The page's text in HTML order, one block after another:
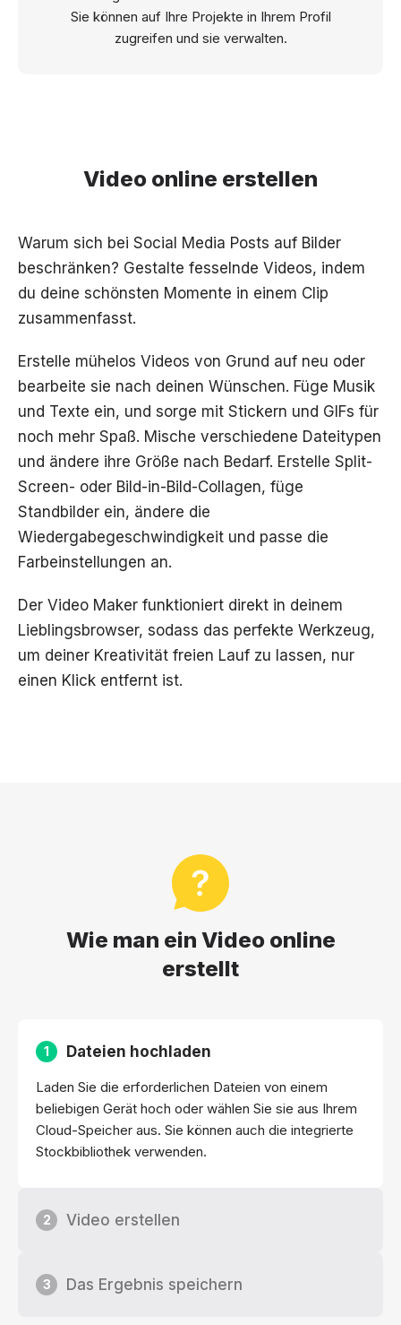
Sie können auf Ihre Projekte in Ihrem Profil
zugreifen und sie verwalten.
Video online erstellen
Warum sich bei Social Media Posts auf Bilder
beschränken? Gestalte fesselnde Videos, indem
du deine schönsten Momente in einem Clip
zusammenfasst.
Erstelle mühelos Videos von Grund auf neu oder
bearbeite sie nach deinen Wünschen. Füge Musik
und Texte ein, und sorge mit Stickern und GIFs für
noch mehr Spaß. Mische verschiedene Dateitypen
und ändere ihre Größe nach Bedarf. Erstelle Split-
Screen- oder Bild-in-Bild-Collagen, füge
Standbilder ein, ändere die
Wiedergabegeschwindigkeit und passe die
Farbeinstellungen an.
Der Video Maker funktioniert direkt in deinem
Lieblingsbrowser, sodass das perfekte Werkzeug,
um deiner Kreativität freien Lauf zu lassen, nur
einen Klick entfernt ist.
Wie man ein Video online
erstellt
1 Dateien hochladen
Laden Sie die erforderlichen Dateien von einem
beliebigen Gerät hoch oder wählen Sie sie aus Ihrem
Cloud-Speicher aus. Sie können auch die integrierte
Stockbibliothek verwenden.
2 Video erstellen
3 Das Ergebnis speichern